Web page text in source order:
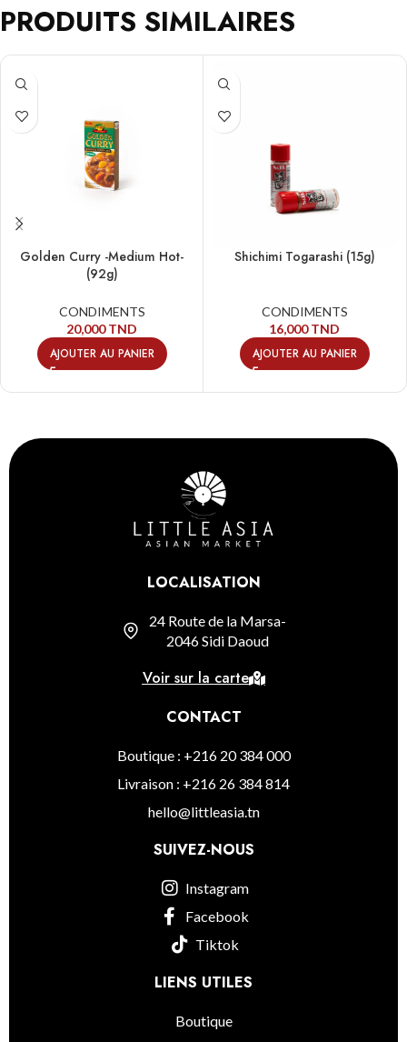
PRODUITS SIMILAIRES
Golden Curry -Medium Hot-
(92g)
CONDIMENTS
20,000TND
AJOUTER AU PANIER
Shichimi Togarashi (15g)
CONDIMENTS
16,000TND
AJOUTER AU PANIER
LOCALISATION
24 Route de la Marsa-
2046 Sidi Daoud
Voir sur la carte
CONTACT
Boutique : +216 20 384 000
Livraison : +216 26 384 814
hello@littleasia.tn
SUIVEZ-NOUS
Instagram
Facebook
Tiktok
LIENS UTILES
Boutique